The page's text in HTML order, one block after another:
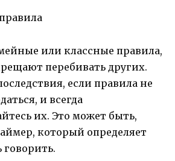
или классные правила,
перебивать других.
если правила не
и всегда
их. Это может быть,
который определяет
говорить.